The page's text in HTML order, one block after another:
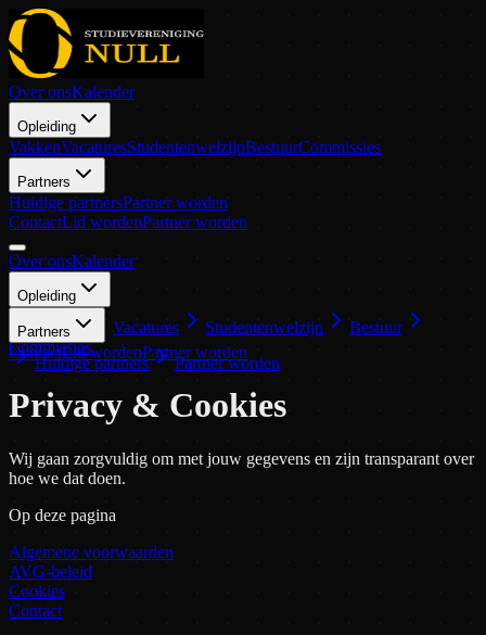
Over onsKalender
Opleiding
VakkenVacaturesStudentenwelzijnBestuurCommissies
Partners
Huidige partnersPartner worden
ContactLid wordenPartner worden
Over onsKalender
Opleiding
Vakken Vacatures Studentenwelzijn
Bestuur
Commissies
Partners
Huidige partners Partner worden
ContactLid wordenPartner worden
Privacy & Cookies
Wij gaan zorgvuldig om met jouw gegevens en zijn transparant over
hoe we dat doen.
Op deze pagina
Algemene voorwaarden
AVG-beleid
Cookies
Contact